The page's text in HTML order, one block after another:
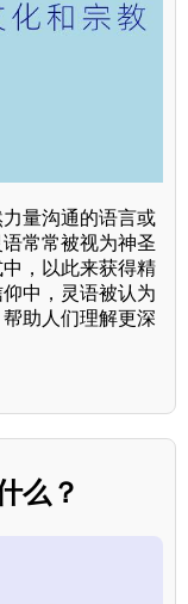
量沟通的语言或
常常被视为神圣
，以此来获得精
中，灵语被认为
助人们理解更深
么？